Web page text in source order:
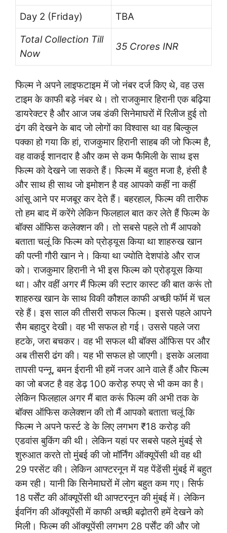
Day 2 (Friday)
TBA
Total Collection Till
Now
35 Crores INR
फिल्म ने अपने लाइफटाइम में जो नंबर दर्ज किए थे, वह उस
टाइम के काफी बड़े नंबर थे। तो राजकुमार हिरानी एक बढ़िया
डायरेक्टर है और आज जब डंकी सिनेमाघरों में रिलीज हुई तो
ढंग की देखने के बाद जो लोगों का विश्वास था वह बिल्कुल
पक्का हो गया कि हां, राजकुमार हिरानी साहब की जो फिल्म है,
वह वाकई शानदार है और कम से कम फैमिली के साथ इस
फिल्म को देखने जा सकते हैं। फिल्म में बहुत मजा है, हंसी है
और साथ ही साथ जोइमोशन है वह आपको कहीं ना कहीं
आंसू आने पर मजबूर कर देते हैं। बहरहाल, फिल्म की तारीफ
तो हम बाद में करेंगे लेकिन फिलहाल बात कर लेते हैं फिल्म के
बॉक्स ऑफिस कलेक्शन की। तो सबसे पहले तो मैं आपको
बताता चलूं कि फिल्म को प्रोड्यूस किया था शाहरुख खान
की पत्नी गौरी खान ने। किया था ज्योति देशपांडे और राज
को। राजकुमार हिरानी ने भी इस फिल्म को प्रोड्यूस किया
था। और वहीं अगर मैं फिल्म की स्टार कास्ट की बात करूं तो
शाहरुख खान के साथ विकी कौशल काफी अच्छी फॉर्म में चल
रहे हैं। इस साल की तीसरी सफल फिल्म। इससे पहले आपने
सैम बहादुर देखी। वह भी सफल हो गई। उससे पहले जरा
हटके, जरा बचकर। वह भी सफल थी बॉक्स ऑफिस पर और
अब तीसरी ढंग की। यह भी सफल हो जाएगी। इसके अलावा
तापसी पन्नू, बमन ईरानी भी हमें नजर आने वाले हैं और फिल्म
का जो बजट है वह डेढ़ 100 करोड़ रुपए से भी कम का है।
लेकिन फिलहाल अगर मैं बात करूं फिल्म की अभी तक के
बॉक्स ऑफिस कलेक्शन की तो मैं आपको बताता चलूं कि
फिल्म ने अपने फर्स्ट डे के लिए लगभग ₹18 करोड़ की
एडवांस बुकिंग की थी। लेकिन यहां पर सबसे पहले मुंबई से
शुरुआत करते तो मुंबई की जो मॉर्निंग ऑक्यूपेंसी थी वह थी
29 परसेंट की। लेकिन आफ्टरनून में यह पेंडेंसी मुंबई में बहुत
कम रही। यानी कि सिनेमाघरों में लोग बहुत कम गए। सिर्फ
18 पर्सेंट की ऑक्यूपेंसी थी आफ्टरनून की मुंबई में। लेकिन
ईवनिंग की ऑक्यूपेंसी में काफी अच्छी बढ़ोतरी हमें देखने को
मिली। फिल्म की ऑक्यूपेंसी लगभग 28 पर्सेंट की और जो